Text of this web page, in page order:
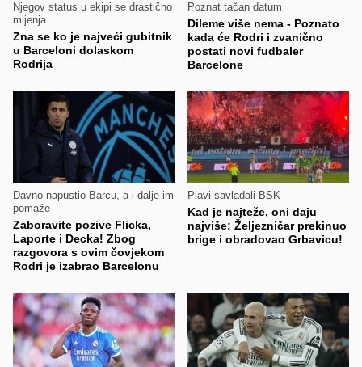
Njegov status u ekipi se drastično
mijenja
Zna se ko je najveći gubitnik
u Barceloni dolaskom
Rodrija
Poznat tačan datum
Dileme više nema - Poznato
kada će Rodri i zvanično
postati novi fudbaler
Barcelone
Davno napustio Barcu, a i dalje im
pomaže
Zaboravite pozive Flicka,
Laporte i Decka! Zbog
razgovora s ovim čovjekom
Rodri je izabrao Barcelonu
Plavi savladali BSK
Kad je najteže, oni daju
najviše: Željezničar prekinuo
brige i obradovao Grbavicu!